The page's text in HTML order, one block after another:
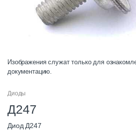
Изображения служат только для
документацию.
Диоды
Д247
Диод Д247